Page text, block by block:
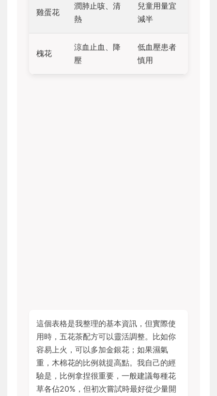
雞蛋花
潤肺止咳、清
熱
兒童用量宜
減半
槐花
涼血止血、降
壓
低血壓患者
慎用
這個表格是我整理的基本資訊，但實際使
用時，五花茶配方可以靈活調整。比如你
容易上火，可以多加金銀花；如果濕氣
重，木棉花的比例就提高點。我自己的經
驗是，比例拿捏很重要，一般建議每種花
草各佔20%，但初次嘗試時最好從少量開